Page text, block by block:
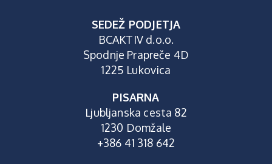
SEDEŽ PODJETJA
BCAKTIV d.o.o.
Spodnje Prapreče 4D
1225 Lukovica
PISARNA
Ljubljanska cesta 82
1230 Domžale
+386 41 318 642